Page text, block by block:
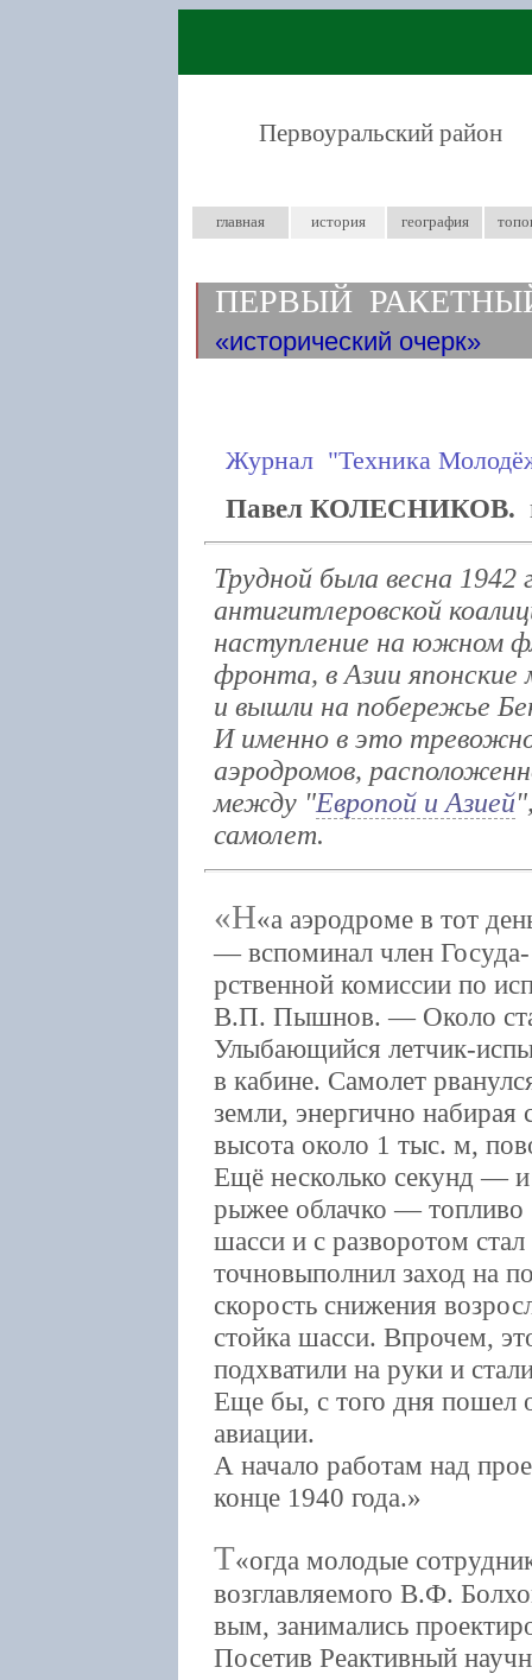
Первоуральский район
главная история география
ПЕРВЫЙ
исторический очерк
Журнал "Техника
Павел КОЛЕСНИКОВ.
Трудной была весна 1942
антигитлеровской
наступление на южном
фронта, в Азии
и вышли на побережье
И именно в это
аэродромов,
между "Европой и Азией
самолет.
«Н а аэродроме в тот
— вспоминал член Госуда-
рственной комиссии по
В.П. Пышнов. — Около
Улыбающийся летчик-
в кабине. Самолет
земли, энергично набирая
высота около 1 тыс. м,
Ещё несколько секунд — и
рыжее облачко — топливо
шасси и с разворотом
точновыполнил заход на
скорость снижения
стойка шасси. Впрочем,
подхватили на руки и
Еще бы, с того дня пошел
авиации.
А начало работам над
конце 1940 года.
Т огда молодые
возглавляемого В.Ф.
вым, занимались
Посетив Реактивный